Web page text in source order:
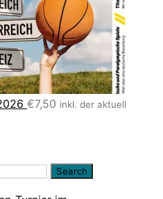
€7,50 inkl. der aktuell